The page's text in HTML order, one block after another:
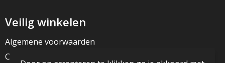
Veilig winkelen
Algemene voorwaarden
Cookieverklaring